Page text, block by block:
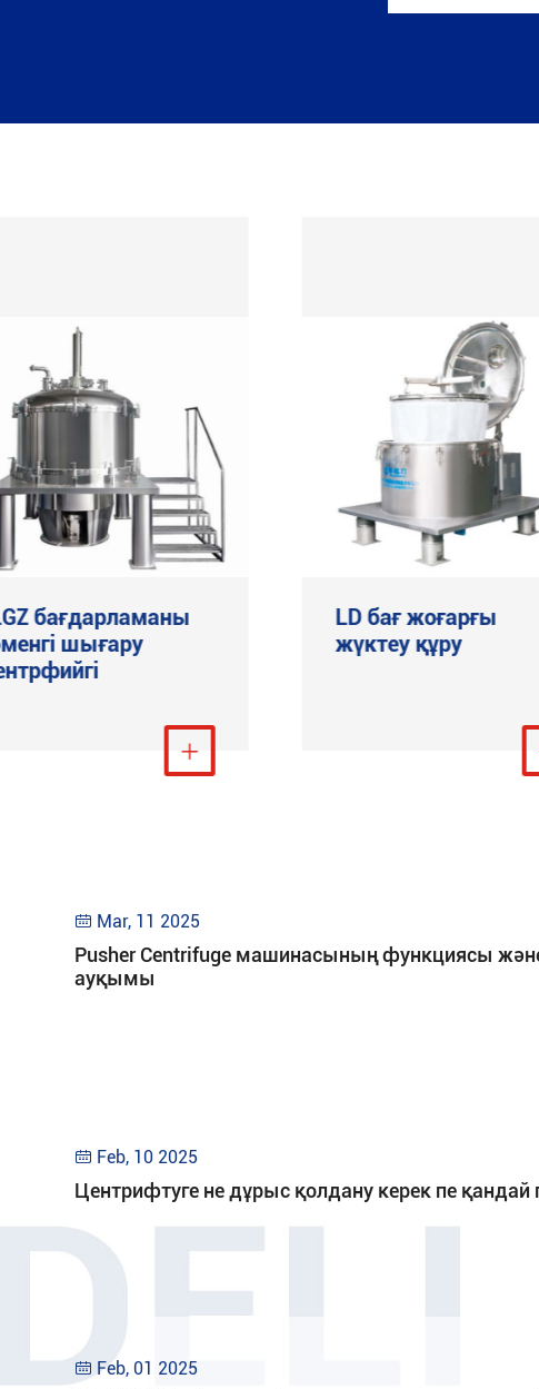
бағдарламаны
шығару
Тағы қарау

LD бағ жоғарғы
жүктеу құру
Тағы
 Mar, 11 2025
Pusher Centrifuge машинасының функциясы
ауқымы
 Feb, 10 2025
Центрифтуге не дұрыс қолдану керек пе
 Feb, 01 2025